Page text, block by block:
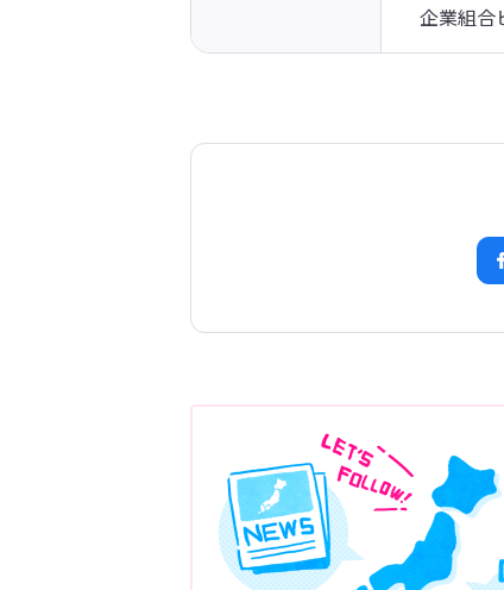
企業組合